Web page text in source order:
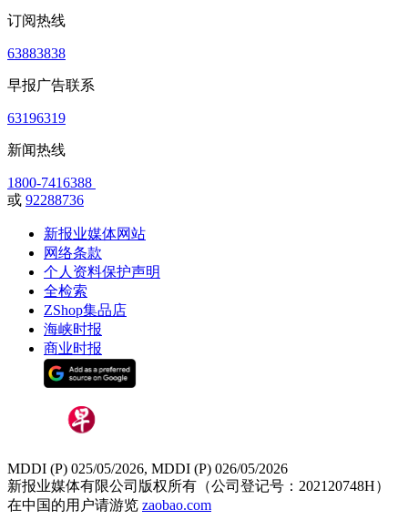
订阅热线
63883838
早报广告联系
63196319
新闻热线
1800-7416388
或 92288736
新报业媒体网站
网络条款
个人资料保护声明
全检索
ZShop集品店
海峡时报
商业时报
MDDI (P) 025/05/2026, MDDI (P) 026/05/2026
新报业媒体有限公司版权所有（公司登记号：202120748H）
在中国的用户请游览 zaobao.com